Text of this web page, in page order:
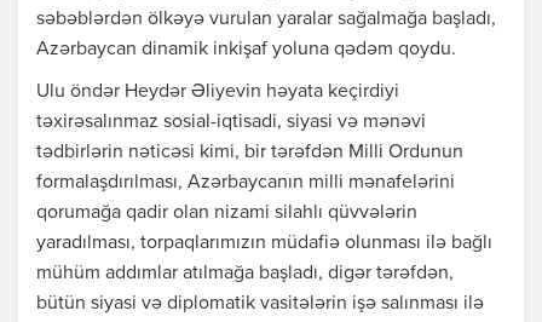
səbəblərdən ölkəyə vurulan yaralar sağalmağa başladı,
Azərbaycan dinamik inkişaf yoluna qədəm qoydu.
Ulu öndər Heydər Əliyevin həyata keçirdiyi
təxirəsalınmaz sosial-iqtisadi, siyasi və mənəvi
tədbirlərin nəticəsi kimi, bir tərəfdən Milli Ordunun
formalaşdırılması, Azərbaycanın milli mənafelərini
qorumağa qadir olan nizami silahlı qüvvələrin
yaradılması, torpaqlarımızın müdafiə olunması ilə bağlı
mühüm addımlar atılmağa başladı, digər tərəfdən,
bütün siyasi və diplomatik vasitələrin işə salınması ilə